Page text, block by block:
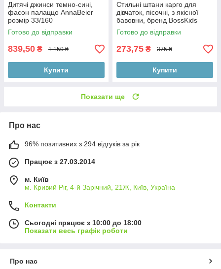
Дитячі джинси темно-сині,
фасон палаццо AnnaBeier
розмір 33/160
Готово до відправки
839,50 ₴ 1 150 ₴
Купити
Стильні штани карго для
дівчаток, пісочні, з якісної
бавовни, бренд BossKids
розмір 146 см
Готово до відправки
273,75 ₴ 375 ₴
Купити
Показати ще
Про нас
96% позитивних з 294 відгуків за рік
Працює з 27.03.2014
м. Київ
м. Кривий Ріг, 4-й Зарічний, 21Ж, Київ, Україна
Контакти
Сьогодні працює з 10:00 до 18:00
Показати весь графік роботи
Про нас